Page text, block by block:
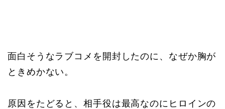
面白そうなラブコメを開封したのに、なぜか胸が
ときめかない。
原因をたどると、相手役は最高なのにヒロインの